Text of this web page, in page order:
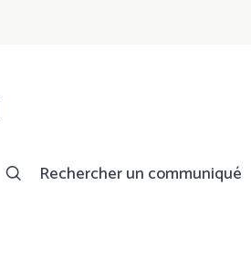
Rechercher un communiqué